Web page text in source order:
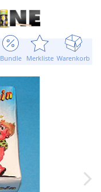
Bundle Merkliste Warenkorb